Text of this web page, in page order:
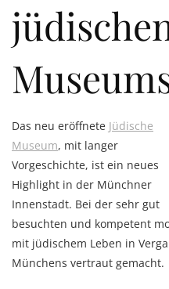
Das neu eröffnete Jüdische
Museum, mit langer
Vorgeschichte, ist ein neues
Highlight in der Münchner
Innenstadt. Bei der sehr gut
besuchten und kompetent
mit jüdischem Leben in
Münchens vertraut gemacht.